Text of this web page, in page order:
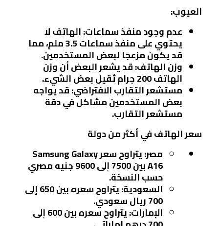
العيوب:
عدم وجود منفذ سماعات: الهاتف لا
يحتوي على منفذ سماعات 3.5 ملم، مما
قد يكون مزعجًا لبعض المستخدمين.
وزن الهاتف: قد يشعر البعض أن وزن
الهاتف 200 جرام ثقيل بعض الشيء.
مستشعر التقارب الافتراضي: قد يواجه
بعض المستخدمين مشاكل في دقة
مستشعر التقارب.
سعر الهاتف في أكثر من دولة
مصر
: يتراوح سعر Samsung Galaxy
A16 بين 7500 إلى 9600 جنيه مصري
حسب النسخة.
السعودية : يتراوح سعره بين 650 إلى
700 ريال سعودي.
الإمارات : يتراوح سعره بين 600 إلى